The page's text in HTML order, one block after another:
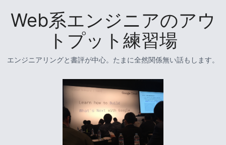
Web系エンジニアのアウ
トプット練習場
エンジニアリングと書評が中心。たまに全然関係無い話もします。